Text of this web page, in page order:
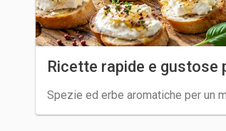
Ricette rapide e gustose
Spezie ed erbe aromatiche per un